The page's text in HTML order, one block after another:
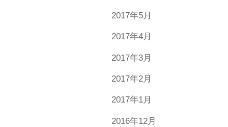
2017年5月
2017年4月
2017年3月
2017年2月
2017年1月
2016年12月